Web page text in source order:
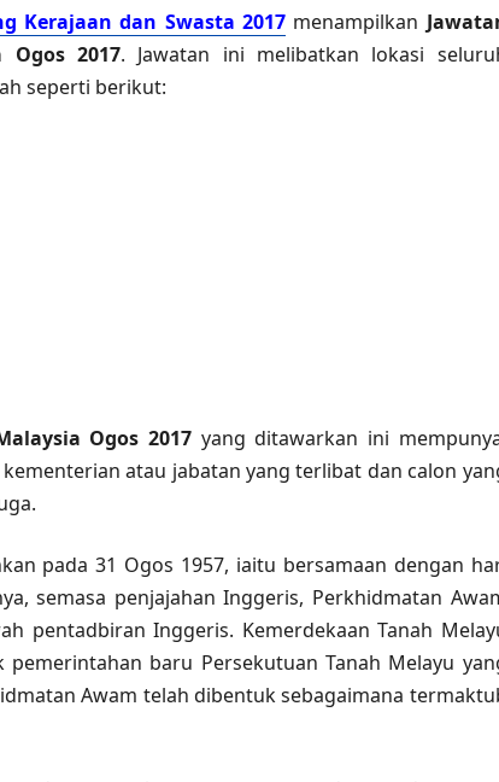
Kerajaan dan Swasta 2017 menampilkan
Ogos 2017. Jawatan ini melibatkan lokasi
seperti berikut:
Ogos 2017yang ditawarkan ini
atau jabatan yang terlibat dan calon
pada 31 Ogos 1957, iaitu bersamaan dengan
semasa penjajahan Inggeris, Perkhidmatan
pentadbiran Inggeris. Kemerdekaan Tanah
baru Persekutuan Tanah Melayu
Awam telah dibentuk sebagaimana